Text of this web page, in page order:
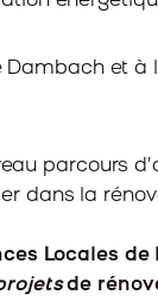
et à
parcours
dans la
Locales de
de